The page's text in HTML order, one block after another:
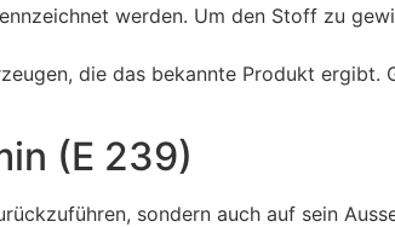
werden. Um den Stoff zu
die das bekannte Produkt ergibt.
(E 239)
sondern auch auf sein